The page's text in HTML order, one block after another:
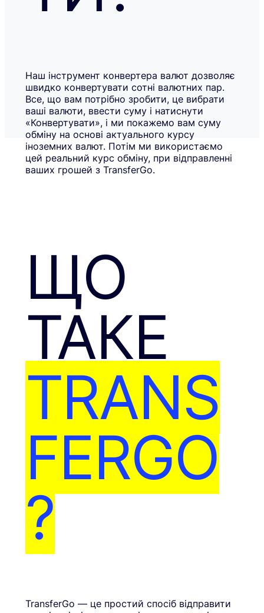
Наш інструмент конвертера валют дозволяє
швидко конвертувати сотні валютних пар.
Все, що вам потрібно зробити, це вибрати
ваші валюти, ввести суму і натиснути
«Конвертувати», і ми покажемо вам суму
обміну на основі актуального курсу
іноземних валют. Потім ми використаємо
цей реальний курс обміну, при відправленні
ваших грошей з TransferGo.
ЩО
ТАКЕ
TRANS
FERGO
?
TransferGo — це простий спосіб відправити